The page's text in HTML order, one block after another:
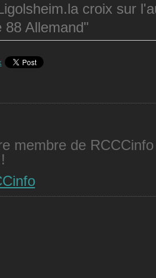
croix sur
88 Allemand"
membre de